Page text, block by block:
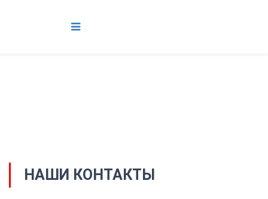
НАШИ КОНТАКТЫ